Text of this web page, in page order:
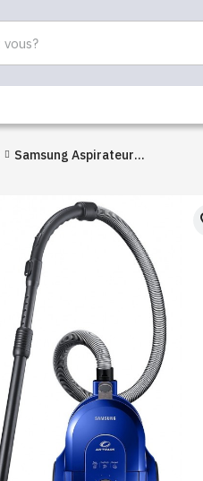
Samsung Aspirateur
1600 Watts